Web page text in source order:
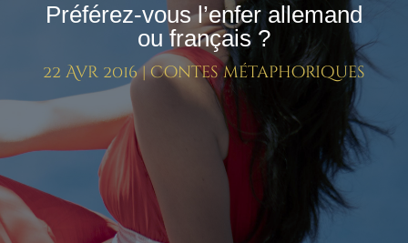
Préférez-vous l’enfer allemand
ou français ?
22 Avr 2016|Contes métaphoriques